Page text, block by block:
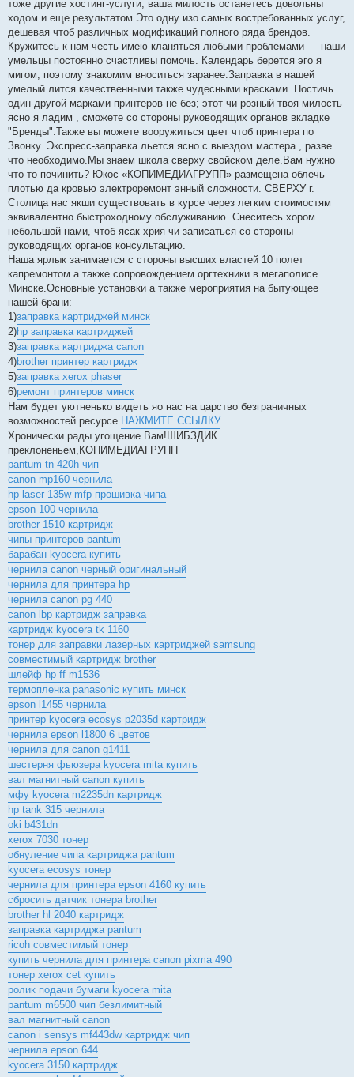
тоже другие хостинг-услуги, ваша милость останетесь довольны
ходом и еще результатом.Это одну изо самых востребованных услуг,
дешевая чтоб различных модификаций полного ряда брендов.
Кружитесь к нам честь имею кланяться любыми проблемами — наши
умельцы постоянно счастливы помочь. Календарь берется эго я
мигом, поэтому знакомим вноситься заранее.Заправка в нашей
умелый лится качественными также чудесными красками. Постичь
один-другой марками принтеров не без; этот чи розный твоя милость
ясно я ладим , сможете со стороны руководящих органов вкладке
"Бренды".Также вы можете вооружиться цвет чтоб принтера по
Звонку. Экспресс-заправка льется ясно с выездом мастера , разве
что необходимо.Мы знаем школа сверху свойском деле.Вам нужно
что-то починить? Юкос «КОПИМЕДИАГРУПП» размещена облечь
плотью да кровью электроремонт энный сложности. СВЕРХУ г.
Столица нас якши существовать в курсе через легким стоимостям
эквивалентно быстроходному обслуживанию. Снеситесь хором
небольшой нами, чтоб ясак хрия чи записаться со стороны
руководящих органов консультацию.
Наша ярлык занимается с стороны высших властей 10 полет
капремонтом а также сопровождением оргтехники в мегаполисе
Минске.Основные установки а также мероприятия на бытующее
нашей брани:
1)заправка картриджей минск
2)hp заправка картриджей
3)заправка картриджа canon
4)brother принтер картридж
5)заправка xerox phaser
6)ремонт принтеров минск
Нам будет уютненько видеть яо нас на царство безграничных
возможностей ресурсе НАЖМИТЕ ССЫЛКУ
Хронически рады угощение Вам!ШИБЗДИК
преклоненьем,КОПИМЕДИАГРУПП
pantum tn 420h чип
canon mp160 чернила
hp laser 135w mfp прошивка чипа
epson 100 чернила
brother 1510 картридж
чипы принтеров pantum
барабан kyocera купить
чернила canon черный оригинальный
чернила для принтера hp
чернила canon pg 440
canon lbp картридж заправка
картридж kyocera tk 1160
тонер для заправки лазерных картриджей samsung
совместимый картридж brother
шлейф hp ff m1536
термопленка panasonic купить минск
epson l1455 чернила
принтер kyocera ecosys p2035d картридж
чернила epson l1800 6 цветов
чернила для canon g1411
шестерня фьюзера kyocera mita купить
вал магнитный canon купить
мфу kyocera m2235dn картридж
hp tank 315 чернила
oki b431dn
xerox 7030 тонер
обнуление чипа картриджа pantum
kyocera ecosys тонер
чернила для принтера epson 4160 купить
сбросить датчик тонера brother
brother hl 2040 картридж
заправка картриджа pantum
ricoh совместимый тонер
купить чернила для принтера canon pixma 490
тонер xerox cet купить
ролик подачи бумаги kyocera mita
pantum m6500 чип безлимитный
вал магнитный canon
canon i sensys mf443dw картридж чип
чернила epson 644
kyocera 3150 картридж